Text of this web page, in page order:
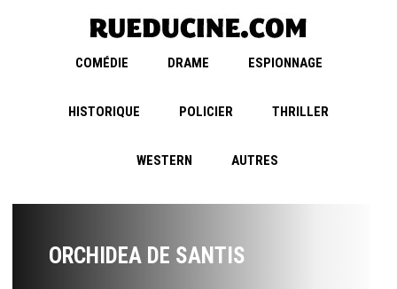
COMÉDIE DRAME ESPIONNAGE
HISTORIQUE POLICIER THRILLER
WESTERN AUTRES
ORCHIDEA DE SANTIS